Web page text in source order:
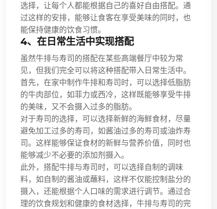
选择，让每个人都能根据自己的喜好自由搭配。通
过这样的安排，能够让食客在享受美味的同时，也
能保持健康的饮食习惯。
4、在日常生活中实现搭配
虽然牛排与寿司的搭配在某些高端餐厅中较为常
见，但我们完全可以将这种搭配带入日常生活中。
首先，在家中制作牛排和寿司时，可以选择低脂肪
的牛肉部位，如菲力或西冷，这样既能够享受牛排
的美味，又不会摄入过多的脂肪。
对于寿司的选择，可以选择新鲜的海鲜食材，尽量
避免加工过多的寿司，如酱油过多的寿司或油炸寿
司。这样能够保证食材的新鲜与营养价值，同时也
能够减少不必要的添加剂摄入。
此外，搭配牛排与寿司时，可以选择自制的调味
料，如自制的酱油或蘸料，这样不仅能控制盐分的
摄入，还能根据个人口味的需求进行调节。通过合
理的饮食规划和健康的食材选择，牛排与寿司的完